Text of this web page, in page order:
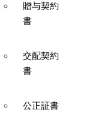
贈与契約
書
交配契約
書
公正証書